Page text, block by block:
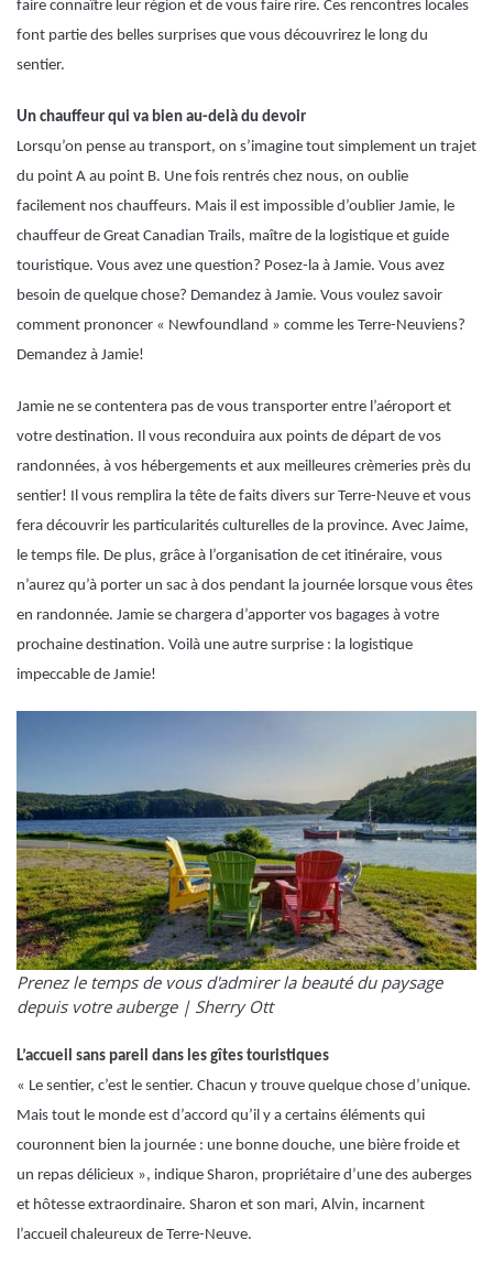
faire connaître leur région et de vous faire rire. Ces rencontres locales
font partie des belles surprises que vous découvrirez le long du
sentier.
Un chauffeur qui va bien au-delà du devoir
Lorsqu’on pense au transport, on s’imagine tout simplement un trajet
du point A au point B. Une fois rentrés chez nous, on oublie
facilement nos chauffeurs. Mais il est impossible d’oublier Jamie, le
chauffeur de Great Canadian Trails, maître de la logistique et guide
touristique. Vous avez une question? Posez-la à Jamie. Vous avez
besoin de quelque chose? Demandez à Jamie. Vous voulez savoir
comment prononcer « Newfoundland » comme les Terre-Neuviens?
Demandez à Jamie!
Jamie ne se contentera pas de vous transporter entre l’aéroport et
votre destination. Il vous reconduira aux points de départ de vos
randonnées, à vos hébergements et aux meilleures crèmeries près du
sentier! Il vous remplira la tête de faits divers sur Terre-Neuve et vous
fera découvrir les particularités culturelles de la province. Avec Jaime,
le temps file. De plus, grâce à l’organisation de cet itinéraire, vous
n’aurez qu’à porter un sac à dos pendant la journée lorsque vous êtes
en randonnée. Jamie se chargera d’apporter vos bagages à votre
prochaine destination. Voilà une autre surprise : la logistique
impeccable de Jamie!
Prenez le temps de vous d'admirer la beauté du paysage
depuis votre auberge | Sherry Ott
L’accueil sans pareil dans les gîtes touristiques
« Le sentier, c’est le sentier. Chacun y trouve quelque chose d’unique.
Mais tout le monde est d’accord qu’il y a certains éléments qui
couronnent bien la journée : une bonne douche, une bière froide et
un repas délicieux », indique Sharon, propriétaire d’une des auberges
et hôtesse extraordinaire. Sharon et son mari, Alvin, incarnent
l’accueil chaleureux de Terre-Neuve.